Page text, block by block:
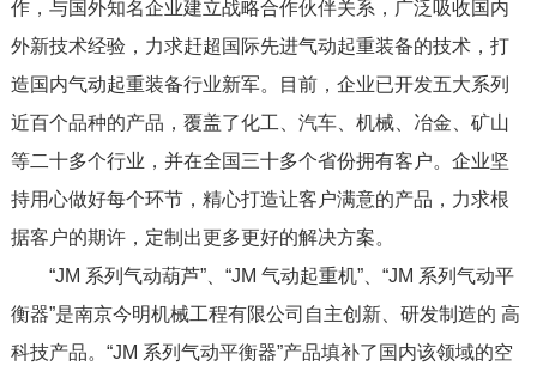
作，与国外知名企业建立战略合作伙伴关系，广泛吸收国内
外新技术经验，力求赶超国际先进气动起重装备的技术，打
造国内气动起重装备行业新军。目前，企业已开发五大系列
近百个品种的产品，覆盖了化工、汽车、机械、冶金、矿山
等二十多个行业，并在全国三十多个省份拥有客户。企业坚
持用心做好每个环节，精心打造让客户满意的产品，力求根
据客户的期许，定制出更多更好的解决方案。
“JM 系列气动葫芦”、“JM 气动起重机”、“JM 系列气动平
衡器”是南京今明机械工程有限公司自主创新、研发制造的 高
科技产品。“JM 系列气动平衡器”产品填补了国内该领域的空